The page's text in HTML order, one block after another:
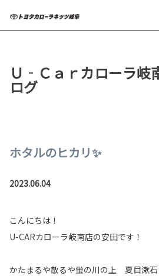
Ｕ‐Ｃａｒカローラ岐
ログ
ホタルのヒカリ✨
2023.06.04
こんにちは！
U-CARカローラ岐南店の安田です！
かたまるや散るや蛍の川の上 夏目漱石